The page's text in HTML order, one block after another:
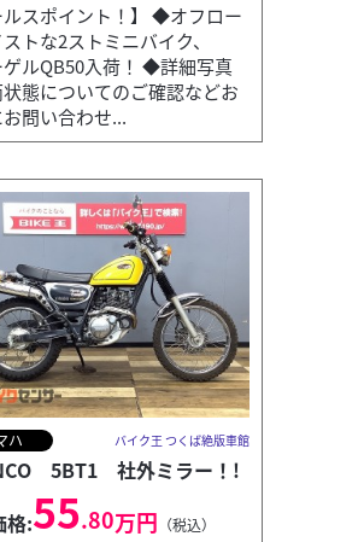
ルスポイント！】 ◆オフロー
トな2ストミニバイク、
ゲルQB50入荷！ ◆詳細写真
態についてのご確認などお
問い合わせ...
ハ バイク王 つくば絶版車館
5BT1 社外ミラー！!
格:55.80万円 （税込）